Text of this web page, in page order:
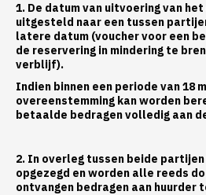
1. De datum van uitvoering van
uitgesteld naar een tussen
latere datum (voucher voor een
de reservering in mindering te
verblijf).
Indien binnen een periode van 18
overeenstemming kan worden
betaalde bedragen volledig aan
2. In overleg tussen beide
opgezegd en worden alle reeds
ontvangen bedragen aan huurder